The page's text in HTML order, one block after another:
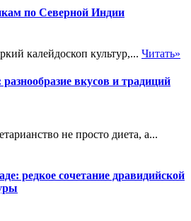
по Северной Индии
калейдоскоп культур,... Читать»
вкусов и традиций
не просто диета, а...
редкое сочетание дравидийской